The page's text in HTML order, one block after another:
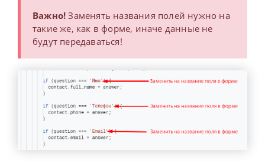
Важно! Заменять названия полей нужно на
такие же, как в форме, иначе данные не
будут передаваться!